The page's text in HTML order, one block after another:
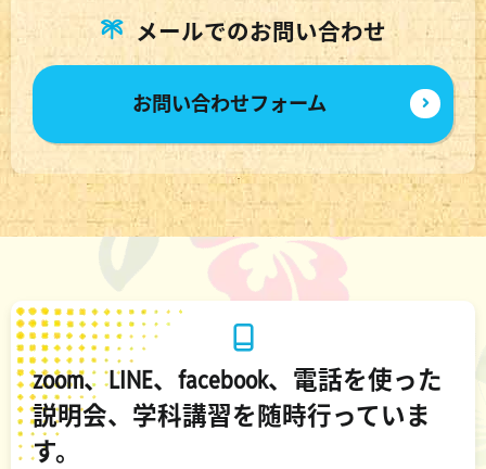
メールでのお問い合わせ
お問い合わせフォーム
zoom、LINE、facebook、電話を使った
説明会、学科講習を随時行っていま
す。